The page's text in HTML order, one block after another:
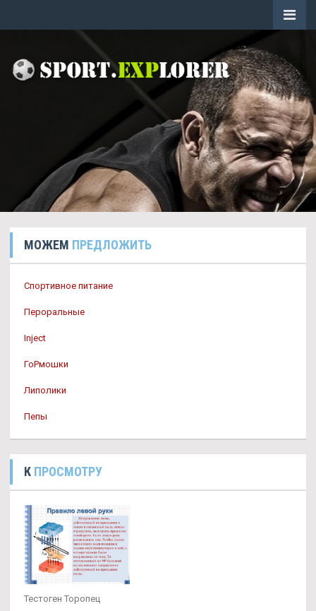
МОЖЕМ ПРЕДЛОЖИТЬ
Спортивное питание
Пероральные
Inject
ГоРмошки
Липолики
Пепы
К ПРОСМОТРУ
Тестоген Торопец